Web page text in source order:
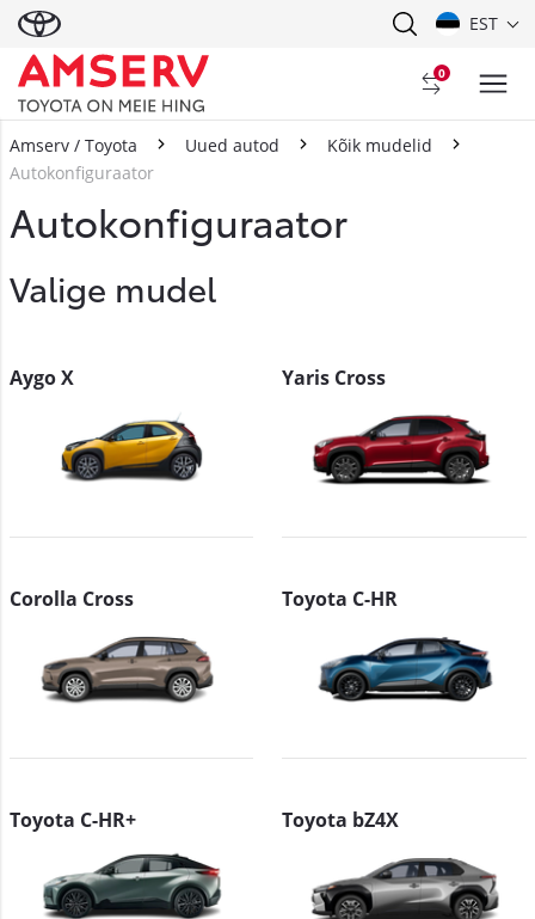
EST
0
Amserv / Toyota Uued autod
Kõik mudelid
Autokonfiguraator
Autokonfiguraator
Valige mudel
Aygo X Yaris Cross
Corolla Cross Toyota C-HR
Toyota C-HR+ Toyota bZ4X